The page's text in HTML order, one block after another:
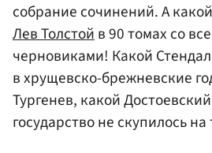
собрание сочинений. А
Лев Толстойв 90 томах со
черновиками! Какой
в хрущевско-брежневские
Тургенев, какой
государство не скупилось на